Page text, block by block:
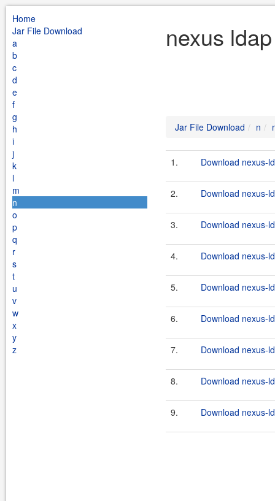
Home
Jar File Download
a
b
c
d
e
f
g
h
i
j
k
l
m
n
o
p
q
r
s
t
u
v
w
x
y
z
nexus
Jar File Download n
1. Download nexus-
2. Download nexus-
3. Download nexus-
4. Download nexus-
5. Download nexus-
6. Download nexus-
7. Download nexus-
8. Download nexus-
9. Download nexus-